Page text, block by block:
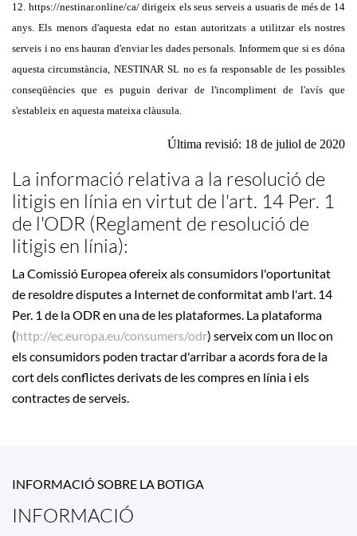
12. https://nestinar.online/ca/dirigeix els seus serveis a usuaris de més de 14
anys. Els menors d'aquesta edat no estan autoritzats a utilitzar els nostres
serveis i no ens hauran d'enviar les dades personals. Informem que si es dóna
aquesta circumstància, NESTINARSL no es fa responsable de les possibles
conseqüències que es puguin derivar de l'incompliment de l'avís que
s'estableix en aquesta mateixa clàusula.
Última revisió: 18 de juliol de 2020
La informació relativa a la resolució de
litigis en línia en virtut de l'art. 14 Per. 1
de l'ODR (Reglament de resolució de
litigis en línia):
La Comissió Europea ofereix als consumidors l'oportunitat
de resoldre disputes a Internet de conformitat amb l'art. 14
Per. 1 de la ODR en una de les plataformes. La plataforma
(http://ec.europa.eu/consumers/odr) serveix com un lloc on
els consumidors poden tractar d'arribar a acords fora de la
cort dels conflictes derivats de les compres en línia i els
contractes de serveis.
INFORMACIÓ SOBRE LA BOTIGA
INFORMACIÓ